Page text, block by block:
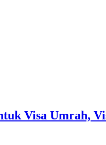
Visa Umrah,